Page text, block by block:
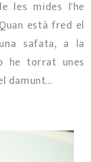
les mides l'he
està fred el
safata, a la
he torrat unes
damunt...